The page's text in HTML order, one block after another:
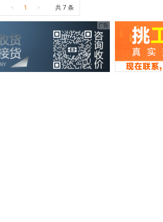
< 1 > 共 7 条